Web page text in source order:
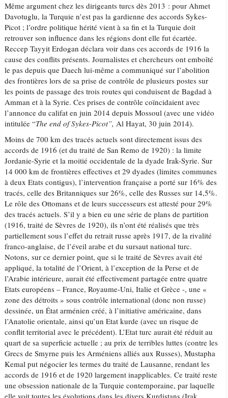
Même argument chez les dirigeants turcs dès 2013 : pour Ahmet
Davotuglu, la Turquie n’est pas la gardienne des accords Sykes-
Picot ; l’ordre politique hérité vient à sa fin et la Turquie doit
retrouver son influence dans les régions dont elle fut écartée.
Reccep Tayyit Erdogan déclara voir dans ces accords de 1916 la
cause des conflits présents. Journalistes et chercheurs ont emboîté
le pas depuis que Daech lui-même a communiqué sur l’abolition
des frontières lors de sa prise de contrôle de plusieurs postes sur
les points de passage des trois routes qui conduisent de Bagdad à
Amman et à la Syrie. Ces prises de contrôle coïncidaient avec
l’annonce du califat en juin 2014 depuis Mossoul (avec une vidéo
intitulée “The end of Sykes-Picot”, Al Hayat, 30 juin 2014).
Moins de 700 km des tracés actuels sont directement issus des
accords de 1916 (et du traité de San Remo de 1920) : la limite
Jordanie-Syrie et la moitié occidentale de la dyade Irak-Syrie. Sur
14 000 km de frontières effectives et 29 dyades (limites communes
à deux Etats contigus), l’intervention française a porté sur 16% des
tracés, celle des Britanniques sur 26%, celle des Russes sur 14,5%.
Le rôle des Ottomans et de leurs successeurs est attesté pour 29%
des tracés actuels. S’il y a bien eu une série de plans de partition
(1916, traité de Sèvres de 1920), ils n’ont été réalisés que très
partiellement sous l’effet du retrait russe après 1917, de la rivalité
franco-anglaise, de l’éveil arabe et du sursaut national turc.
Notons, sur ce dernier point, que si le traité de Sèvres avait été
appliqué, la totalité de l’Orient, à l’exception de la Perse et de
l’Arabie intérieure, aurait été effectivement partagée entre quatre
Etats européens – France, Royaume-Uni, Italie et Grèce -, une «
zone des détroits » sous contrôle international (donc non russe)
dessinée, un État arménien créé, à l’initiative américaine, dans
l’Anatolie orientale, ainsi qu’un Etat kurde (avec un risque de
conflit territorial avec le précédent). L’Etat turc aurait été réduit au
quart de sa superficie actuelle ; au prix de terribles luttes (contre les
Grecs de Smyrne puis les Arméniens alliés aux Russes), Mustapha
Kemal put négocier les termes du traité de Lausanne, rendant les
accords de 1916 et de 1920 largement inapplicables. Ce traité reste
une obsession nationale de la Turquie contemporaine, par laquelle
elle voit toutes les évolutions dans les divers Kurdistans (Irak,